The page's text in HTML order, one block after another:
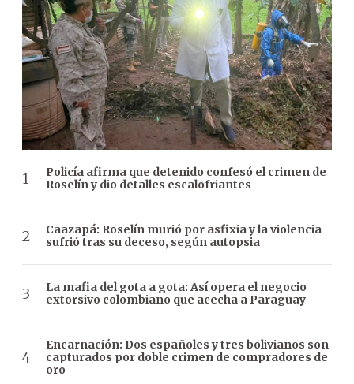
Policía afirma que detenido confesó el crimen de
Roselín y dio detalles escalofriantes
Caazapá: Roselín murió por asfixia y la violencia
sufrió tras su deceso, según autopsia
La mafia del gota a gota: Así opera el negocio
extorsivo colombiano que acecha a Paraguay
Encarnación: Dos españoles y tres bolivianos son
capturados por doble crimen de compradores de
oro